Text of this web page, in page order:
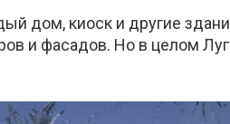
дом, киоск и другие
и фасадов. Но в целом